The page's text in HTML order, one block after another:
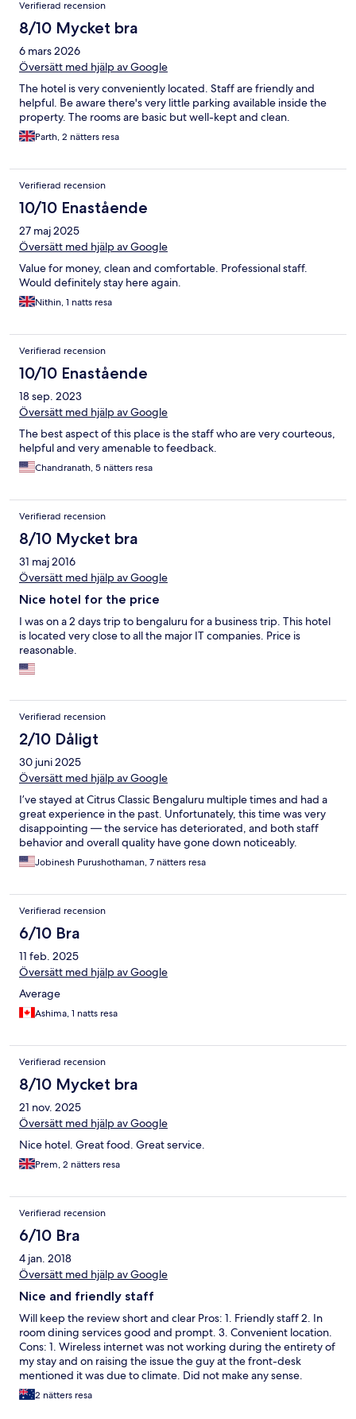
Verifierad recension
8/10 Mycket bra
6 mars 2026
Översätt med hjälp av Google
The hotel is very conveniently located. Staff are friendly and
helpful. Be aware there's very little parking available inside the
property. The rooms are basic but well-kept and clean.
Parth, 2 nätters resa
Verifierad recension
10/10 Enastående
27 maj 2025
Översätt med hjälp av Google
Value for money, clean and comfortable. Professional staff.
Would definitely stay here again.
Nithin, 1 natts resa
Verifierad recension
10/10 Enastående
18 sep. 2023
Översätt med hjälp av Google
The best aspect of this place is the staff who are very courteous,
helpful and very amenable to feedback.
Chandranath, 5 nätters resa
Verifierad recension
8/10 Mycket bra
31 maj 2016
Översätt med hjälp av Google
Nice hotel for the price
I was on a 2 days trip to bengaluru for a business trip. This hotel
is located very close to all the major IT companies. Price is
reasonable.
Verifierad recension
2/10 Dåligt
30 juni 2025
Översätt med hjälp av Google
I’ve stayed at Citrus Classic Bengaluru multiple times and had a
great experience in the past. Unfortunately, this time was very
disappointing — the service has deteriorated, and both staff
behavior and overall quality have gone down noticeably.
Jobinesh Purushothaman, 7 nätters resa
Verifierad recension
6/10 Bra
11 feb. 2025
Översätt med hjälp av Google
Average
Ashima, 1 natts resa
Verifierad recension
8/10 Mycket bra
21 nov. 2025
Översätt med hjälp av Google
Nice hotel. Great food. Great service.
Prem, 2 nätters resa
Verifierad recension
6/10 Bra
4 jan. 2018
Översätt med hjälp av Google
Nice and friendly staff
Will keep the review short and clear Pros: 1. Friendly staff 2. In
room dining services good and prompt. 3. Convenient location.
Cons: 1. Wireless internet was not working during the entirety of
my stay and on raising the issue the guy at the front-desk
mentioned it was due to climate. Did not make any sense.
2 nätters resa